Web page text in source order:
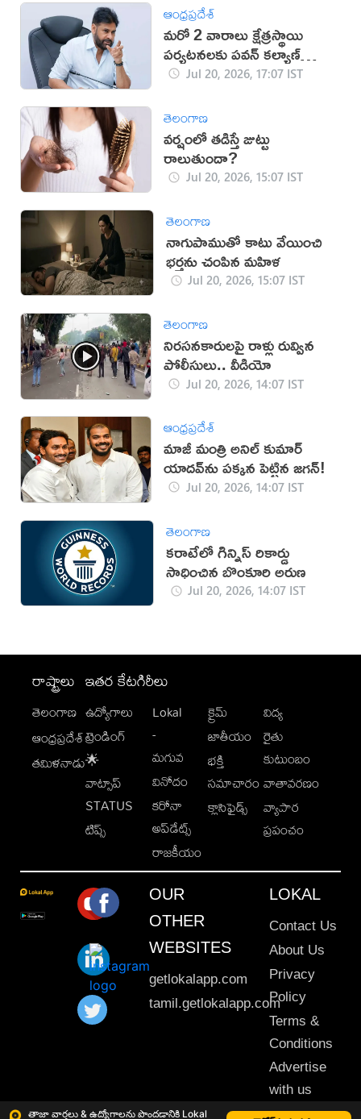
తాజా వార్తలు & ఉద్యోగాలను పొందడానికి Lokal
ఆంధ్రప్రదేశ్
మరో 2 వారాలు క్షేత్రస్థాయి
పర్యటనలకు పవన్ కల్యాణ్
దూరంJul 20, 2026, 17:07 IST
తెలంగాణ
వర్షంలో తడిస్తే జుట్టు
రాలుతుందా?
Jul 20, 2026, 15:07 IST
తెలంగాణ
నాగుపాముతో కాటు వేయించి
భర్తను చంపిన మహిళ
Jul 20, 2026, 15:07 IST
తెలంగాణ
నిరసనకారులపై రాళ్లు రువ్విన
పోలీసులు.. వీడియో
Jul 20, 2026, 14:07 IST
ఆంధ్రప్రదేశ్
మాజీ మంత్రి అనిల్ కుమార్
యాదవ్‌ను పక్కన పెట్టిన జగన్!
Jul 20, 2026, 14:07 IST
తెలంగాణ
కరాటేలో గిన్నిస్ రికార్డు
సాధించిన బొంకూరి అరుణ
Jul 20, 2026, 14:07 IST
రాష్ట్రాలు
తెలంగాణ
ఆంధ్రప్రదేశ్
తమిళనాడు
ఇతర కేటగిరీలు
ఉద్యోగాలు
ట్రెండింగ్
🌟
వాట్సాప్
STATUS
టిప్స్
Lokal
-
మగువ
వినోదం
కరోనా
అప్‌డేట్స్
రాజకీయం
క్రైమ్
జాతీయం
భక్తి
సమాచారం
క్లాసిఫైడ్స్
విద్య
రైతు
కుటుంబం
వాతావరణం
వ్యాపార
ప్రపంచం
OUR
OTHER
WEBSITES
getlokalapp.com
tamil.getlokalapp.com
LOKAL
Contact Us
About Us
Privacy
Policy
Terms &
Conditions
Advertise
with us
Sitemap